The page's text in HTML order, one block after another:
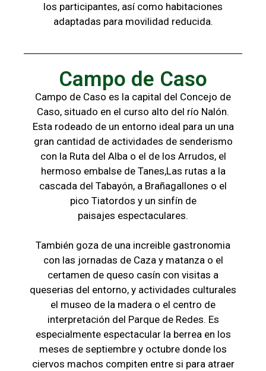
los participantes, así como habitaciones
adaptadas para movilidad reducida.
Campo de Caso
Campo de Caso es la capital del Concejo de
Caso, situado en el curso alto del río Nalón.
Esta rodeado de un entorno ideal para un una
gran cantidad de actividades de senderismo
con la Ruta del Alba o el de los Arrudos, el
hermoso embalse de Tanes,Las rutas a la
cascada del Tabayón, a Brañagallones o el
pico Tiatordos y un sinfín de
paisajes espectaculares.
También goza de una increible gastronomia
con las jornadas de Caza y matanza o el
certamen de queso casín con visitas a
queserias del entorno, y actividades culturales
el museo de la madera o el centro de
interpretación del Parque de Redes. Es
especialmente espectacular la berrea en los
meses de septiembre y octubre donde los
ciervos machos compiten entre si para atraer